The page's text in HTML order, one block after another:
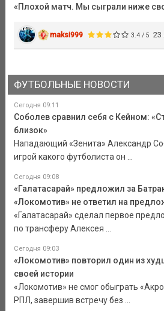
«Плохой матч. Мы сыграли ниже
maksi999 3.4 / 5 23
ФУТБОЛЬНЫЕ НОВОСТИ
Сегодня 09:11
Соболев сравнил себя с Кейном:
близок»
Нападающий «Зенита» Александр
игрой какого футболиста он ...
Сегодня 09:08
«Галатасарай» предложил за
«Локомотив» не ответил на
«Галатасарай» сделал первое
по трансферу Алексея ...
Сегодня 09:03
«Локомотив» повторил один из
своей истории
«Локомотив» не смог обыграть
РПЛ, завершив встречу без ...